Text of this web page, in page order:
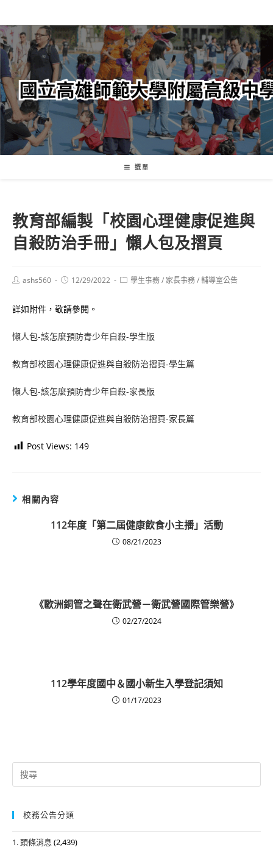
轉
至
主
內
容
選單
教育部編製「校園心理健康促進與
自殺防治手冊」懶人包及摺頁
Postashs560
Post12/29/2022
Post學生事務/ 家長事務/輔導室公告
詳如附件，敬請參閱。
懶人包-該怎麼預防青少年自殺-學生版
教育部校園心理健康促進與自殺防治摺頁-學生篇
懶人包-該怎麼預防青少年自殺-家長版
教育部校園心理健康促進與自殺防治摺頁-家長篇
Post Views: 149
相關內容
112年度「第二屆健康飲食小主播」活動
08/21/2023
《歐洲銅管之聲在衛武營－衛武營國際管樂營》
02/27/2024
112學年度國中＆國小新生入學登記須知
01/17/2023
Search
for:
校務公告分類
1. 頭條消息 (2,439)